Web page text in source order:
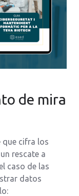
de mira
que cifra los
rescate a
caso de las
datos